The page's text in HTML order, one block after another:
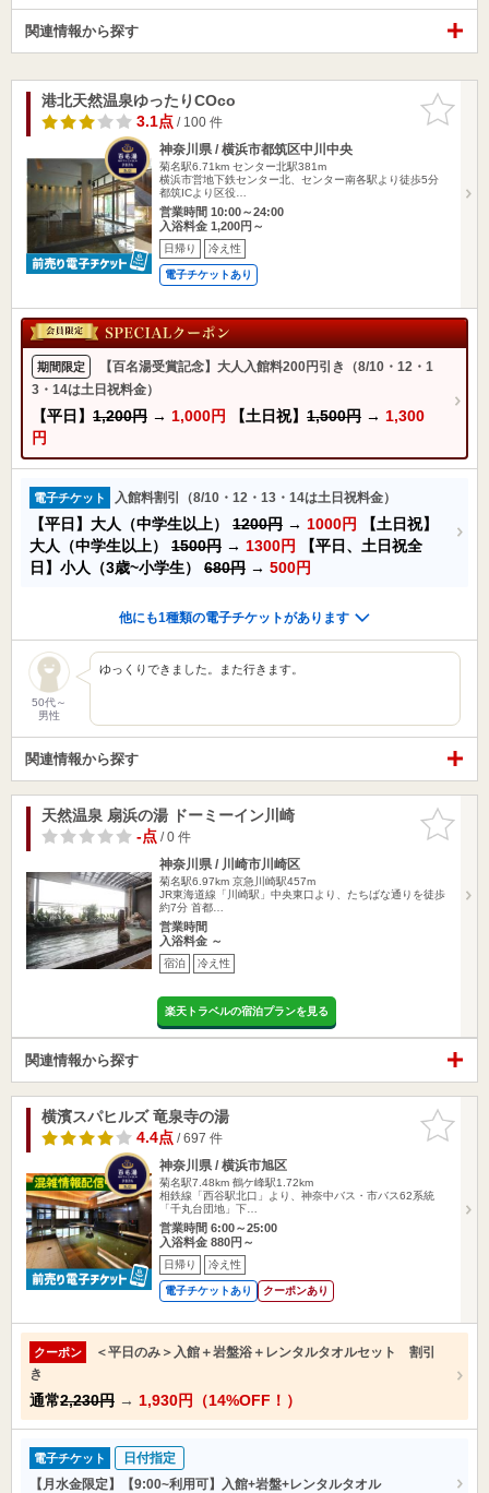
関連情報から探す
お気に入
りに追加
港北天然温泉ゆったりCOco
3.1点/ 100 件
神奈川県 / 横浜市都筑区中川中央
菊名駅6.71km センター北駅381m
横浜市営地下鉄センター北、センター南各駅より徒歩5分
都筑ICより区役…
営業時間 10:00～24:00
入浴料金 1,200円～
日帰り 冷え性
電子チケットあり
期間限定
【百名湯受賞記念】大人入館料200円引き（8/10・12・1
3・14は土日祝料金）
【平日】 1,200円 → 1,000円 【土日祝】 1,500円 → 1,300
円
電子チケット 入館料割引（8/10・12・13・14は土日祝料金）
【平日】大人（中学生以上） 1200円 → 1000円
【土日祝】
大人（中学生以上） 1500円 → 1300円
【平日、土日祝全
日】小人（3歳~小学生） 680円 → 500円
他にも1種類の電子チケットがあります
50代～
男性
ゆっくりできました。また行きます。
関連情報から探す
お気に入
りに追加
天然温泉 扇浜の湯 ドーミーイン川崎
-点/ 0 件
神奈川県 / 川崎市川崎区
菊名駅6.97km 京急川崎駅457m
JR東海道線「川崎駅」中央東口より、たちばな通りを徒歩
約7分 首都…
営業時間
入浴料金 ～
宿泊 冷え性
楽天トラベルの宿泊プランを見る
関連情報から探す
お気に入
りに追加
横濱スパヒルズ 竜泉寺の湯
4.4点/ 697 件
神奈川県 / 横浜市旭区
菊名駅7.48km 鶴ケ峰駅1.72km
相鉄線「西谷駅北口」より、神奈中バス・市バス62系統
「千丸台団地」下…
営業時間 6:00～25:00
入浴料金 880円～
日帰り 冷え性
電子チケットあり クーポンあり
クーポン
＜平日のみ＞入館＋岩盤浴＋レンタルタオルセット 割引
き
通常2,230円 → 1,930円（14%OFF！）
電子チケット
日付指定
【月水金限定】【9:00~利用可】入館+岩盤+レンタルタオル